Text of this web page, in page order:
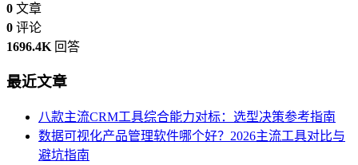
0 文章
0 评论
1696.4K 回答
最近文章
八款主流CRM工具综合能力对标：选型决策参考指南
数据可视化产品管理软件哪个好？2026主流工具对比与
避坑指南